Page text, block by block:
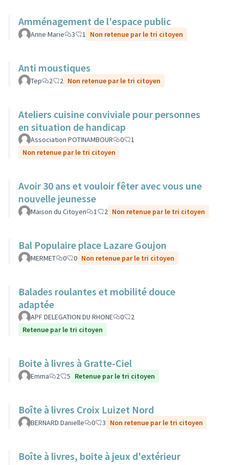
Amménagement de l'espace public
Anne Marie 3 1 Non retenue par le tri citoyen
Anti moustiques
Tep 2 2 Non retenue par le tri citoyen
Ateliers cuisine conviviale pour personnes
en situation de handicap
Association POTINAMBOUR 0
1
Non retenue par le tri citoyen
Avoir 30 ans et vouloir fêter avec vous une
nouvelle jeunesse
Maison du Citoyen 1 2 Non retenue par le tri citoyen
Bal Populaire place Lazare Goujon
MERMET 0 0 Non retenue par le tri citoyen
Balades roulantes et mobilité douce
adaptée
APF DELEGATION DU RHONE 0
2
Retenue par le tri citoyen
Boite à livres à Gratte-Ciel
Emma 2 5 Retenue par le tri citoyen
Boîte à livres Croix Luizet Nord
BERNARD Danielle 0 3 Non retenue par le tri citoyen
Boîte à livres, boite à jeux d'extérieur